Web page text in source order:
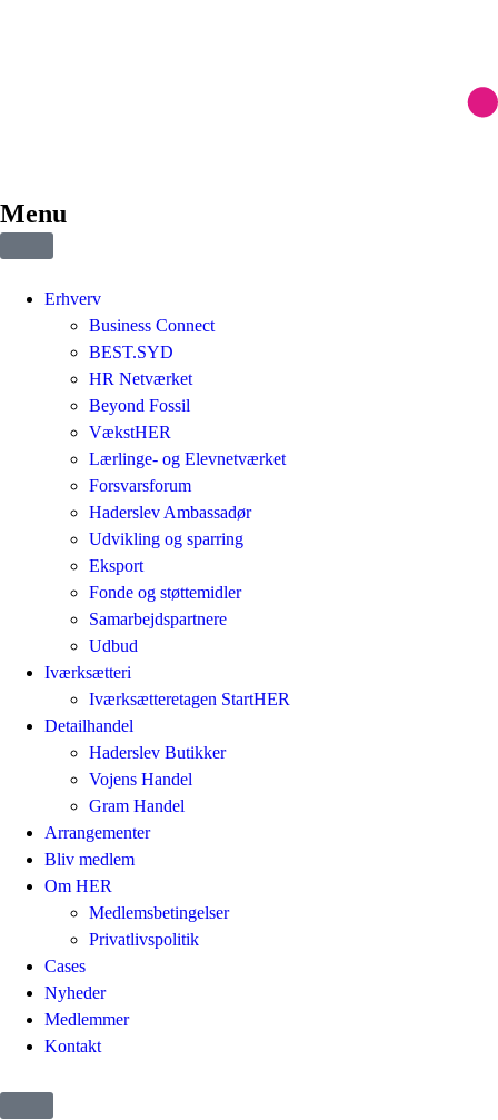
Menu
Erhverv
Business Connect
BEST.SYD
HR Netværket
Beyond Fossil
VækstHER
Lærlinge- og Elevnetværket
Forsvarsforum
Haderslev Ambassadør
Udvikling og sparring
Eksport
Fonde og støttemidler
Samarbejdspartnere
Udbud
Iværksætteri
Iværksætteretagen StartHER
Detailhandel
Haderslev Butikker
Vojens Handel
Gram Handel
Arrangementer
Bliv medlem
Om HER
Medlemsbetingelser
Privatlivspolitik
Cases
Nyheder
Medlemmer
Kontakt